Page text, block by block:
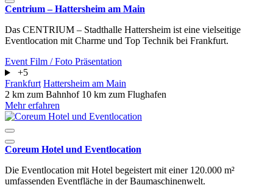
Centrium – Hattersheim am Main
Das CENTRIUM – Stadthalle Hattersheim ist eine vielseitige
Eventlocation mit Charme und Top Technik bei Frankfurt.
Event Film / Foto Präsentation
+5
Frankfurt Hattersheim am Main
2 km zum Bahnhof 10 km zum Flughafen
Mehr erfahren
Coreum Hotel und Eventlocation
Die Eventlocation mit Hotel begeistert mit einer 120.000 m²
umfassenden Eventfläche in der Baumaschinenwelt.